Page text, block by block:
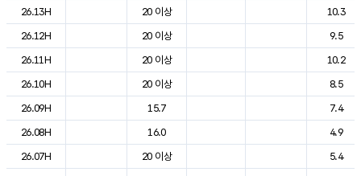
26.13H
20 이상
10.3
26.12H
20 이상
9.5
26.11H
20 이상
10.2
26.10H
20 이상
8.5
26.09H
15.7
7.4
26.08H
16.0
4.9
26.07H
20 이상
5.4